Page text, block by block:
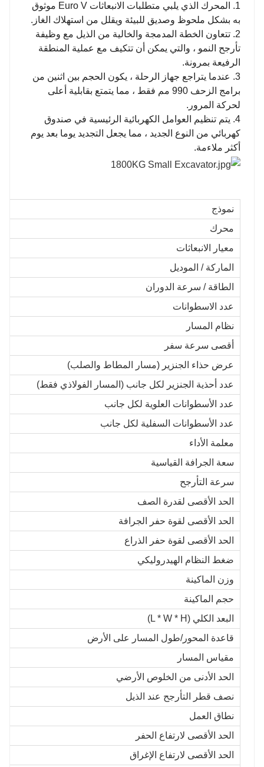
1. المحرك الذي يلبي متطلبات الانبعاثات Euro V موثوق
به بشكل ملحوظ وصديق للبيئة ويقلل من استهلاك الغاز.
2. تتعاون الخطة المدمجة والخالية من الذيل مع وظيفة
تأرجح النمو ، والتي يمكن أن تتكيف مع عملية المنطقة
الرفيعة بمرونة.
3. عندما يتراجع جهاز الرحلة ، يكون الحجم بين اثنين من
برامج الزحف 990 مم فقط ، مما يتمتع بقابلية أعلى
لحركة المرور.
4. يتم تنظيم العوامل الكهربائية الرئيسية في صندوق
كهربائي من النوع الجديد ، مما يجعل التجديد يوما بعد يوم
أكثر ملاءمة.
نموذج
محرك
معيار الانبعاثات
الماركة / الموديل
الطاقة / سرعة الدوران
عدد الاسطوانات
نظام المسار
أقصى سرعة سفر
عرض حذاء الجنزير (مسار المطاط والصلب)
عدد أحذية الجنزير لكل جانب (المسار الفولاذي فقط)
عدد الأسطوانات العلوية لكل جانب
عدد الأسطوانات السفلية لكل جانب
معلمة الأداء
سعة الجرافة القياسية
سرعة التأرجح
الحد الأقصى لقدرة الصف
الحد الأقصى لقوة حفر الجرافة
الحد الأقصى لقوة حفر الذراع
ضغط النظام الهيدروليكي
وزن الماكينة
حجم الماكينة
البعد الكلي (L * W * H)
قاعدة المحور/طول المسار على الأرض
مقياس المسار
الحد الأدنى من الخلوص الأرضي
نصف قطر التأرجح عند الذيل
نطاق العمل
الحد الأقصى لارتفاع الحفر
الحد الأقصى لارتفاع الإغراق